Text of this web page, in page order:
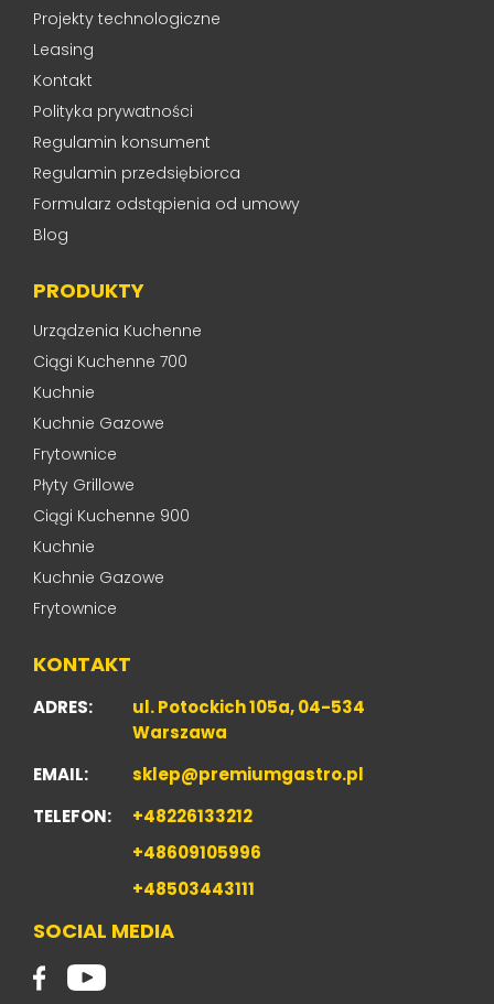
Projekty technologiczne
Leasing
Kontakt
Polityka prywatności
Regulamin konsument
Regulamin przedsiębiorca
Formularz odstąpienia od umowy
Blog
PRODUKTY
Urządzenia Kuchenne
Ciągi Kuchenne 700
Kuchnie
Kuchnie Gazowe
Frytownice
Płyty Grillowe
Ciągi Kuchenne 900
Kuchnie
Kuchnie Gazowe
Frytownice
KONTAKT
ADRES:
ul. Potockich 105a, 04-534
Warszawa
EMAIL:
sklep@premiumgastro.pl
TELEFON:
+48226133212
+48609105996
+48503443111
SOCIAL MEDIA